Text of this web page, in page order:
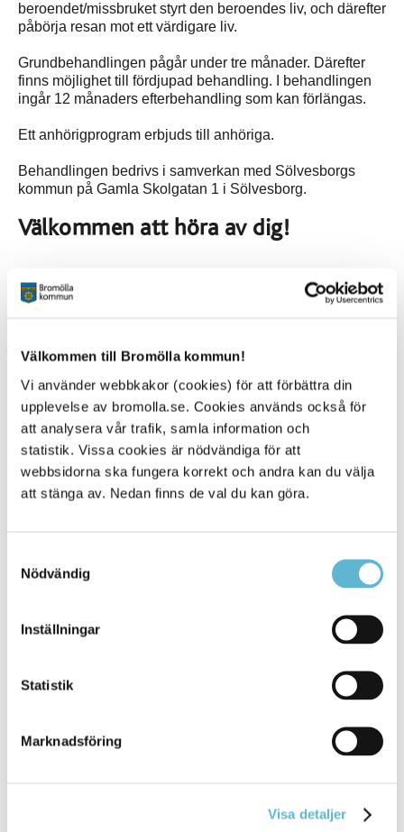
Välkommen till Bromölla kommun!
Vi använder webbkakor (cookies) för att förbättra din
upplevelse av bromolla.se. Cookies används också för
att analysera vår trafik, samla information och
statistik. Vissa cookies är nödvändiga för att
webbsidorna ska fungera korrekt och andra kan du välja
att stänga av. Nedan finns de val du kan göra.
Nödvändig
Inställningar
Statistik
Marknadsföring
Visa detaljer
beroendet/missbruket styrt den beroendes liv, och därefter
påbörja resan mot ett värdigare liv.
Grundbehandlingen pågår under tre månader. Därefter
finns möjlighet till fördjupad behandling. I behandlingen
ingår 12 månaders efterbehandling som kan förlängas.
Ett anhörigprogram erbjuds till anhöriga.
Behandlingen bedrivs i samverkan med Sölvesborgs
kommun på Gamla Skolgatan 1 i Sölvesborg.
Välkommen att höra av dig!
Kontakt
Beroendeterapeut
jarmo.kivisto@bromolla.se
Petra Stentagg
Socialsekreterare
0456-82 23 30
petra.stentagg@bromolla.se
Jimmie Johansson